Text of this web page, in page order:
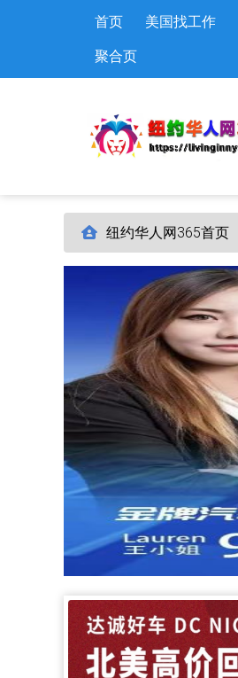
首页 美国找工作
聚合页
纽约华人网365首页